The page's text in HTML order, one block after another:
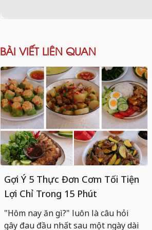
BÀI VIẾT LIÊN QUAN
Gợi Ý 5 Thực Đơn Cơm Tối Tiện
Lợi Chỉ Trong 15 Phút
"Hôm nay ăn gì?" luôn là câu hỏi
gây đau đầu nhất sau một ngày dài